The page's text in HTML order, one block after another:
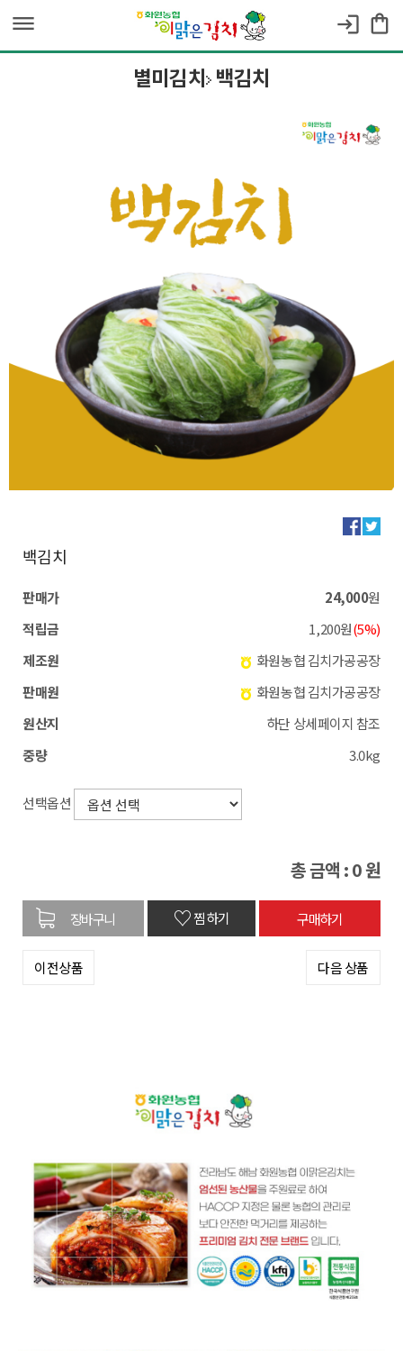
dehaze login shopping_bag
별미김치 백김치
백김치
판매가 24,000원
적립금
1,200원(5%)
제조원
화원농협 김치가공공장
판매원
화원농협 김치가공공장
원산지
하단 상세페이지 참조
중량
3.0kg
선택옵션
총 금액 :0원
♡찜하기
이전상품 다음 상품